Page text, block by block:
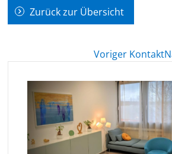
Zurück zur Übersicht
Voriger Kontakt